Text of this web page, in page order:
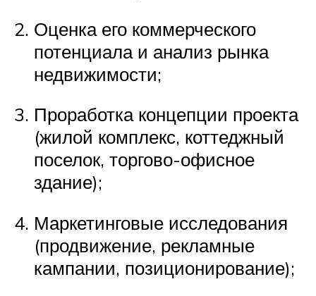
Оценка его коммерческого
потенциала и анализ рынка
недвижимости;
Проработка концепции проекта
(жилой комплекс, коттеджный
поселок, торгово-офисное
здание);
Маркетинговые исследования
(продвижение, рекламные
кампании, позиционирование);